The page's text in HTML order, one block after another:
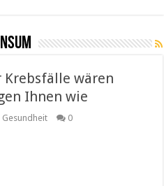
Krebsfälle wären
Ihnen wie
Gesundheit 0